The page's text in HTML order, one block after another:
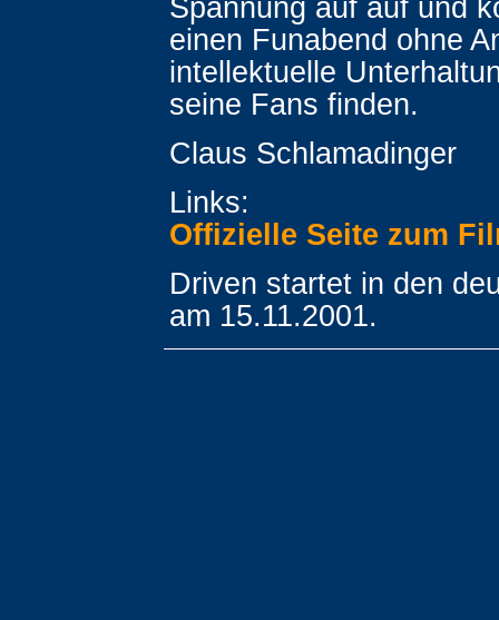
Spannung auf auf und
einen Funabend ohne
intellektuelle
seine Fans finden.
Claus Schlamadinger
Links:
Offizielle Seite zum
Driven startet in den
am 15.11.2001.